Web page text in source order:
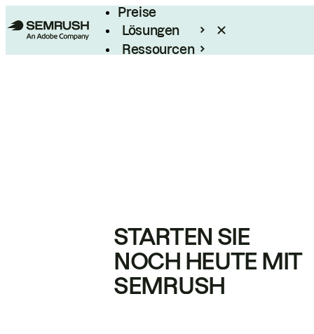
Preise
Lösungen
Ressourcen
STARTEN SIE
NOCH HEUTE MIT
SEMRUSH